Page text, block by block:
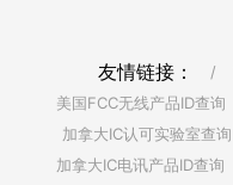
友情链接： /
美国FCC无线产品ID查询
加拿大IC认可实验室查询
加拿大IC电讯产品ID查询